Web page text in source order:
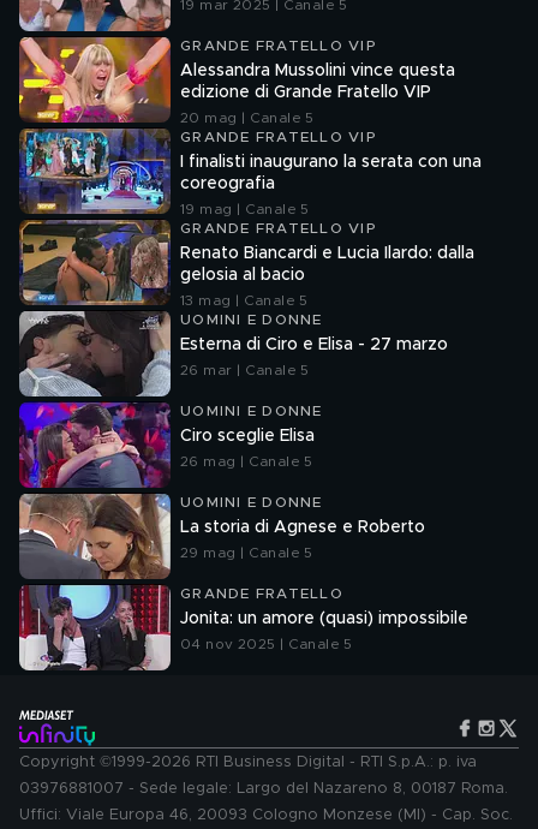
19 mar 2025 | Canale 5
GRANDE FRATELLO VIP
Alessandra Mussolini vince questa
edizione di Grande Fratello VIP
20 mag | Canale 5
GRANDE FRATELLO VIP
I finalisti inaugurano la serata con una
coreografia
19 mag | Canale 5
GRANDE FRATELLO VIP
Renato Biancardi e Lucia Ilardo: dalla
gelosia al bacio
13 mag | Canale 5
UOMINI E DONNE
Esterna di Ciro e Elisa - 27 marzo
26 mar | Canale 5
UOMINI E DONNE
Ciro sceglie Elisa
26 mag | Canale 5
UOMINI E DONNE
La storia di Agnese e Roberto
29 mag | Canale 5
GRANDE FRATELLO
Jonita: un amore (quasi) impossibile
04 nov 2025 | Canale 5
Copyright ©1999-2026 RTI Business Digital - RTI S.p.A.: p. iva
03976881007 - Sede legale: Largo del Nazareno 8, 00187 Roma.
Uffici: Viale Europa 46, 20093 Cologno Monzese (MI) - Cap. Soc.